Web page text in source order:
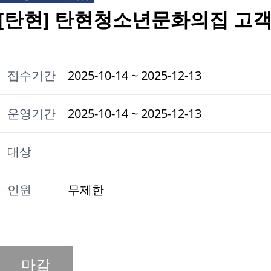
현] 탄현청소년문화의집 고
접수기간 2025-10-14 ~ 2025-12-13
운영기간 2025-10-14 ~ 2025-12-13
대상
인원 무제한
마감